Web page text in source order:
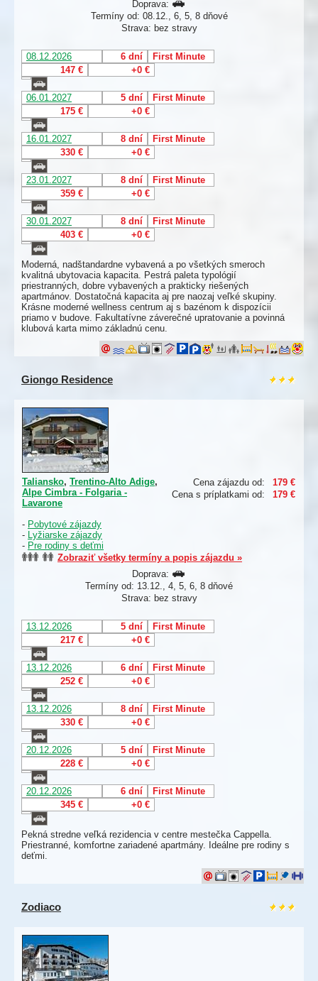
Doprava:
Termíny od: 08.12., 6, 5, 8 dňové
Strava: bez stravy
08.12.2026 6 dní
First Minute
147 €
+0 €
06.01.2027 5 dní
First Minute
175 €
+0 €
16.01.2027 8 dní
First Minute
330 €
+0 €
23.01.2027 8 dní
First Minute
359 €
+0 €
30.01.2027 8 dní
First Minute
403 €
+0 €
Moderná, nadštandardne vybavená a po všetkých smeroch
kvalitná ubytovacia kapacita. Pestrá paleta typológií
priestranných, dobre vybavených a prakticky riešených
apartmánov. Dostatočná kapacita aj pre naozaj veľké skupiny.
Krásne moderné wellness centrum aj s bazénom k dispozícii
priamo v budove. Fakultatívne záverečné upratovanie a povinná
klubová karta mimo základnú cenu.
Giongo Residence
Cena zájazdu od:
179 €
Cena s príplatkami od:
179 €
Taliansko, Trentino-Alto Adige,
Alpe Cimbra - Folgaria -
Lavarone
- Pobytové zájazdy
- Lyžiarske zájazdy
- Pre rodiny s deťmi
Zobraziť všetky termíny a popis zájazdu »
Doprava:
Termíny od: 13.12., 4, 5, 6, 8 dňové
Strava: bez stravy
13.12.2026 5 dní
First Minute
217 €
+0 €
13.12.2026 6 dní
First Minute
252 €
+0 €
13.12.2026 8 dní
First Minute
330 €
+0 €
20.12.2026 5 dní
First Minute
228 €
+0 €
20.12.2026 6 dní
First Minute
345 €
+0 €
Pekná stredne veľká rezidencia v centre mestečka Cappella.
Priestranné, komfortne zariadené apartmány. Ideálne pre rodiny s
deťmi.
Zodiaco